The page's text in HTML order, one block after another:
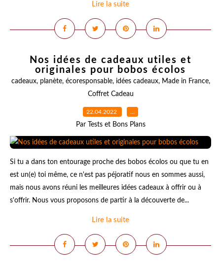
Lire la suite
Nos idées de cadeaux utiles et
originales pour bobos écolos
cadeaux, planète, écoresponsable, idées cadeaux, Made in France,
Coffret Cadeau
22.04.2022 …
Par Tests et Bons Plans
Si tu a dans ton entourage proche des bobos écolos ou que tu en
est un(e) toi même, ce n'est pas péjoratif nous en sommes aussi,
mais nous avons réuni les meilleures idées cadeaux à offrir ou à
s'offrir. Nous vous proposons de partir à la découverte de...
Lire la suite